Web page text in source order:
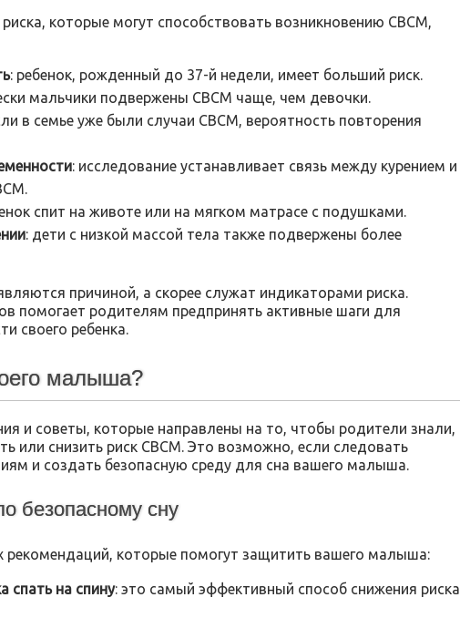
которые могут способствовать возникновению СВСМ,
: ребенок, рожденный до 37-й недели, имеет больший риск.
мальчики подвержены СВСМ чаще, чем девочки.
в семье уже были случаи СВСМ, вероятность повторения
: исследование устанавливает связь между курением и
спит на животе или на мягком матрасе с подушками.
: дети с низкой массой тела также подвержены более
причиной, а скорее служат индикаторами риска.
помогает родителям предпринять активные шаги для
своего ребенка.
малыша?
и советы, которые направлены на то, чтобы родители знали,
или снизить риск СВСМ. Это возможно, если следовать
и создать безопасную среду для сна вашего малыша.
безопасному сну
рекомендаций, которые помогут защитить вашего малыша:
спать на спину: это самый эффективный способ снижения риска